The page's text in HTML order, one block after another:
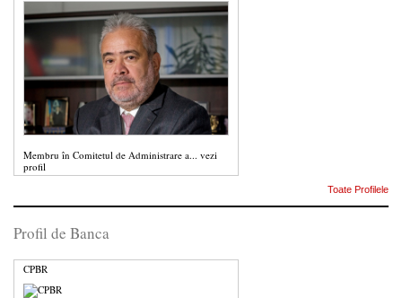
Membru în Comitetul de Administrare a... vezi
profil
Toate Profilele
Profil de Banca
CPBR